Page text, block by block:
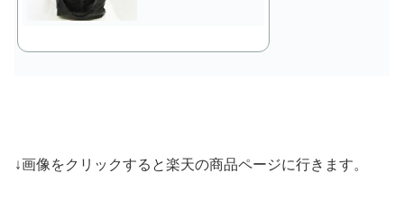
↓画像をクリックすると楽天の商品ページに行きます。